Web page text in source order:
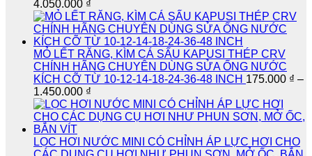
4.050.000 ₫
giá:
từ
3.120.000 ₫
đến
4.050.000 ₫
MỎ LẾT RĂNG, KÌM CÁ SẤU KAPUSI THÉP CRV
CHÍNH HÃNG CHUYÊN DÙNG SỬA ỐNG NƯỚC
KÍCH CỠ TỪ 10-12-14-18-24-36-48 INCH 175.000 ₫ –
1.450.000 ₫
giá:
từ
đến
1.450.000 ₫
LỌC HƠI NƯỚC MINI CÓ CHỈNH ÁP LỰC HƠI CHO